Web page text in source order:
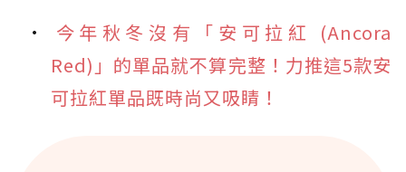
今年秋冬沒有「安可拉紅 (Ancora
Red)」的單品就不算完整！力推這5款安
可拉紅單品既時尚又吸睛！